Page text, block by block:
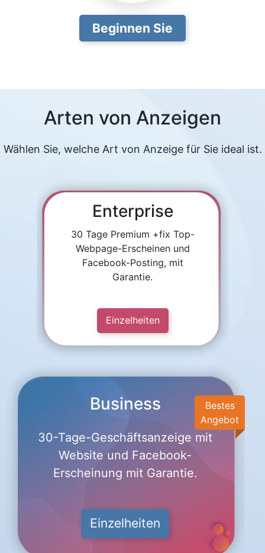
Beginnen Sie
Arten von Anzeigen
Wählen Sie, welche Art von Anzeige für Sie ideal ist.
Enterprise
30 Tage Premium +fix Top-
Webpage-Erscheinen und
Facebook-Posting, mit
Garantie.
Einzelheiten
Bestes
Angebot
Business
30-Tage-Geschäftsanzeige mit
Website und Facebook-
Erscheinung mit Garantie.
Einzelheiten